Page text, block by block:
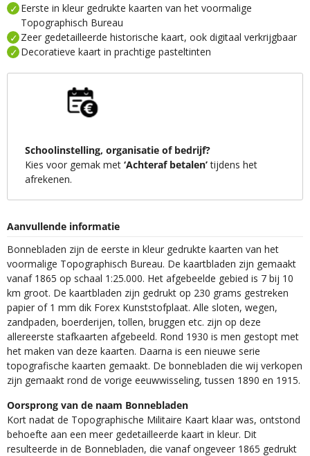
Eerste in kleur gedrukte kaarten van het voormalige
Topographisch Bureau
Zeer gedetailleerde historische kaart, ook digitaal verkrijgbaar
Decoratieve kaart in prachtige pasteltinten
Schoolinstelling, organisatie of bedrijf?
Kies voor gemak met ‘Achteraf betalen’tijdens het
afrekenen.
Aanvullende informatie
Bonnebladen zijn de eerste in kleur gedrukte kaarten van het
voormalige Topographisch Bureau. De kaartbladen zijn gemaakt
vanaf 1865 op schaal 1:25.000. Het afgebeelde gebied is 7 bij 10
km groot. De kaartbladen zijn gedrukt op 230 grams gestreken
papier of 1 mm dik Forex Kunststofplaat. Alle sloten, wegen,
zandpaden, boerderijen, tollen, bruggen etc. zijn op deze
allereerste stafkaarten afgebeeld. Rond 1930 is men gestopt met
het maken van deze kaarten. Daarna is een nieuwe serie
topografische kaarten gemaakt. De bonnebladen die wij verkopen
zijn gemaakt rond de vorige eeuwwisseling, tussen 1890 en 1915.
Oorsprong van de naam Bonnebladen
Kort nadat de Topographische Militaire Kaart klaar was, ontstond
behoefte aan een meer gedetailleerde kaart in kleur. Dit
resulteerde in de Bonnebladen, die vanaf ongeveer 1865 gedrukt